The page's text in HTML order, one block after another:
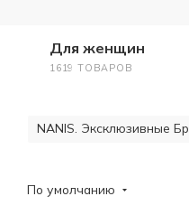
Для женщин
1619 ТОВАРОВ
NANIS. Эксклюзивные
По умолчанию